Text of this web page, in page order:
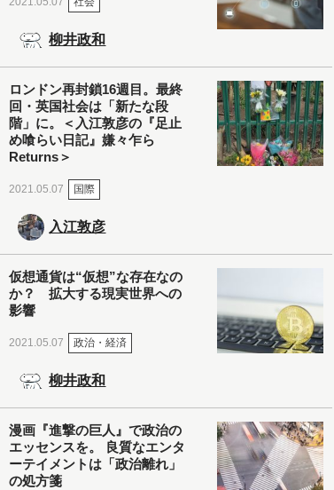
柳井政和
ロンドン再封鎖16週目。最終
回・英国社会は「新たな段
階」に。＜入江敦彦の『足止
め喰らい日記』嫌々乍ら
Returns＞
2021.05.07 国際
入江敦彦
仮想通貨は“仮想”な存在なの
か？ 拡大する現実世界への
影響
2021.05.07 政治・経済
柳井政和
漫画『進撃の巨人』で政治の
エッセンスを。 良質なエンタ
ーテイメントは「政治離れ」
の処方箋